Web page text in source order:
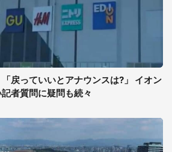
「戻っていいとアナウンスは?」 イオン
者質問に疑問も続々